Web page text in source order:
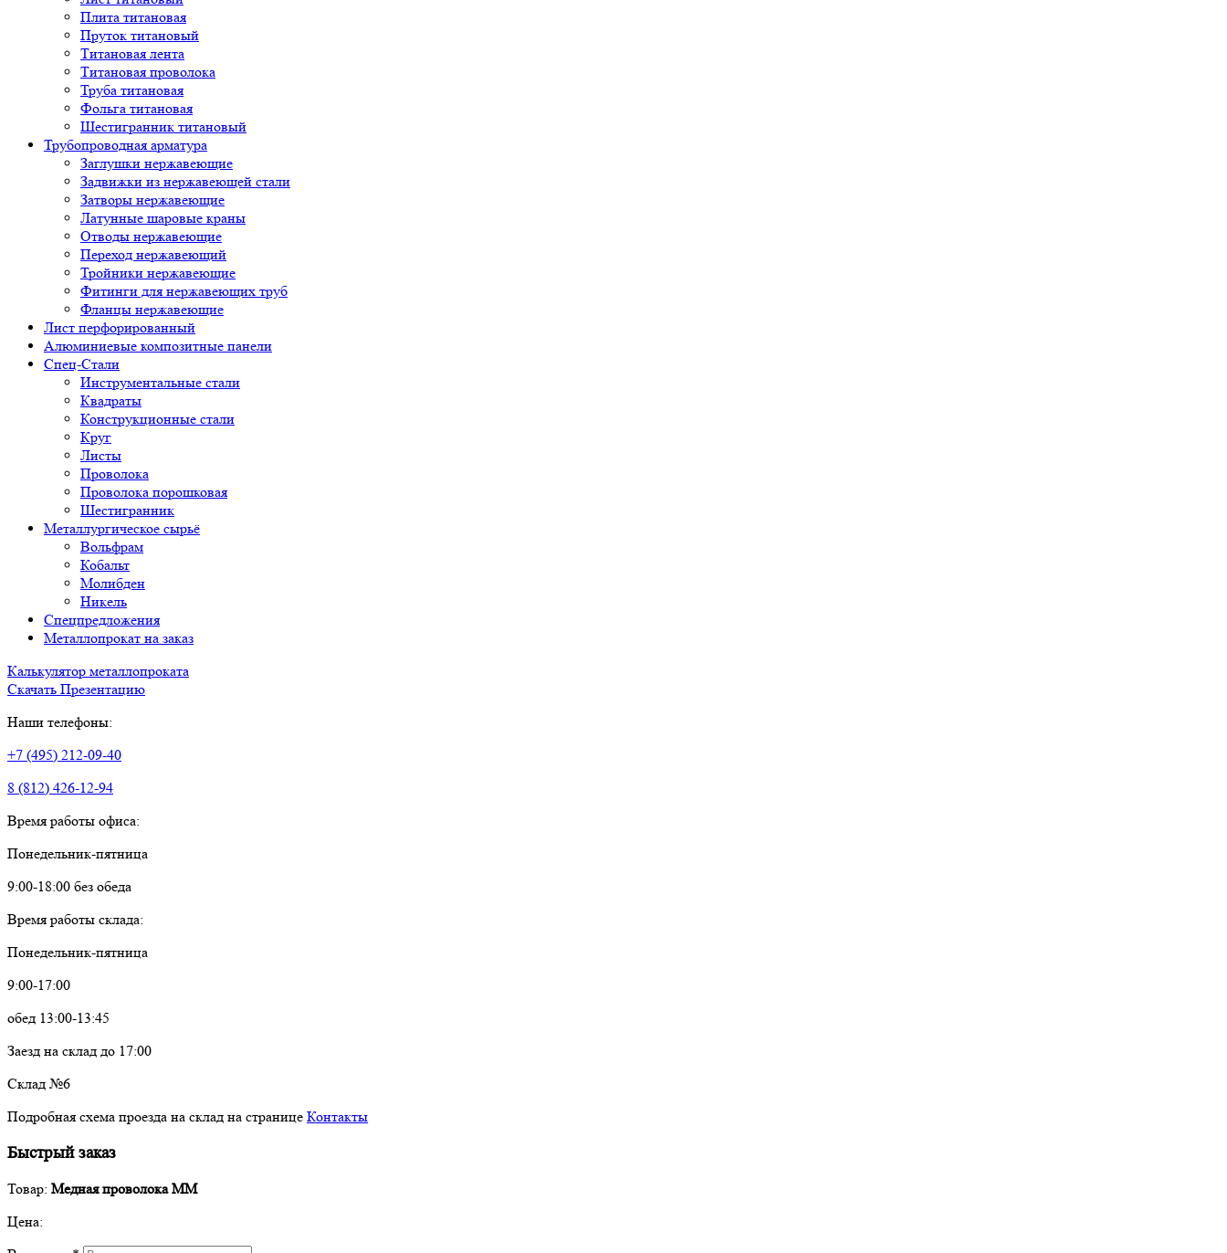
Плита титановая
Пруток титановый
Титановая лента
Титановая проволока
Труба титановая
Фольга титановая
Шестигранник титановый
Трубопроводная арматура
Заглушки нержавеющие
Задвижки из нержавеющей стали
Затворы нержавеющие
Латунные шаровые краны
Отводы нержавеющие
Переход нержавеющий
Тройники нержавеющие
Фитинги для нержавеющих труб
Фланцы нержавеющие
Лист перфорированный
Алюминиевые композитные панели
Спец-Стали
Инструментальные стали
Квадраты
Конструкционные стали
Круг
Листы
Проволока
Проволока порошковая
Шестигранник
Металлургическое сырьё
Вольфрам
Кобальт
Молибден
Никель
Спецпредложения
Металлопрокат на заказ
Калькулятор металлопроката
Скачать Презентацию
Наши телефоны:
+7 (495) 212-09-40
8 (812) 426-12-94
Время работы офиса:
Понедельник-пятница
9:00-18:00 без обеда
Время работы склада:
Понедельник-пятница
9:00-17:00
обед 13:00-13:45
Заезд на склад до 17:00
Склад №6
Подробная схема проезда на склад на странице Контакты
Быстрый заказ
Товар: Медная проволока ММ
Цена: